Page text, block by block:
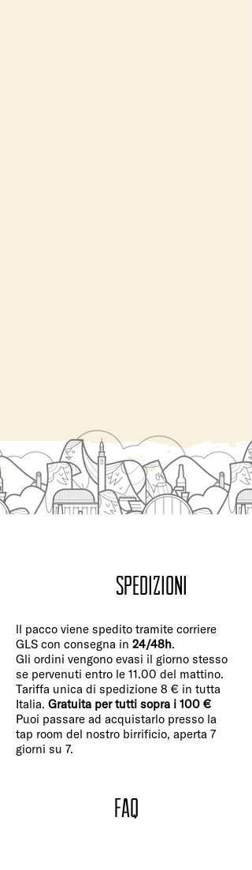
Spedizioni
ll pacco viene spedito tramite corriere
GLS con consegna in 24/48h.
Gli ordini vengono evasi il giorno stesso
se pervenuti entro le 11.00 del mattino.
Tariffa unica di spedizione 8 € in tutta
Italia. Gratuita per tutti sopra i 100 €
Puoi passare ad acquistarlo presso la
tap room del nostro birrificio, aperta 7
giorni su 7.
FAQ